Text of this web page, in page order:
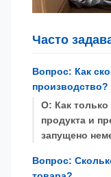
Часто
Вопрос: Как
производство?
О: Как
продукта и
запущено
Вопрос: